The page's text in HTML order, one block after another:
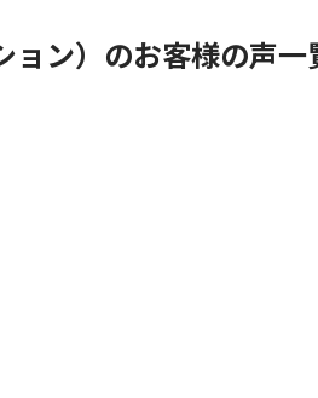
ョン）のお客様の声一